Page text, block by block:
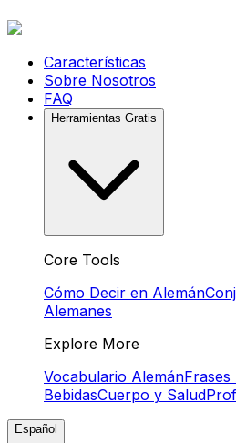
Características
Sobre Nosotros
FAQ
Herramientas Gratis
Core Tools
Cómo Decir en Alemán
Alemanes
Explore More
Vocabulario AlemánFrases
BebidasCuerpo y Salud
Español